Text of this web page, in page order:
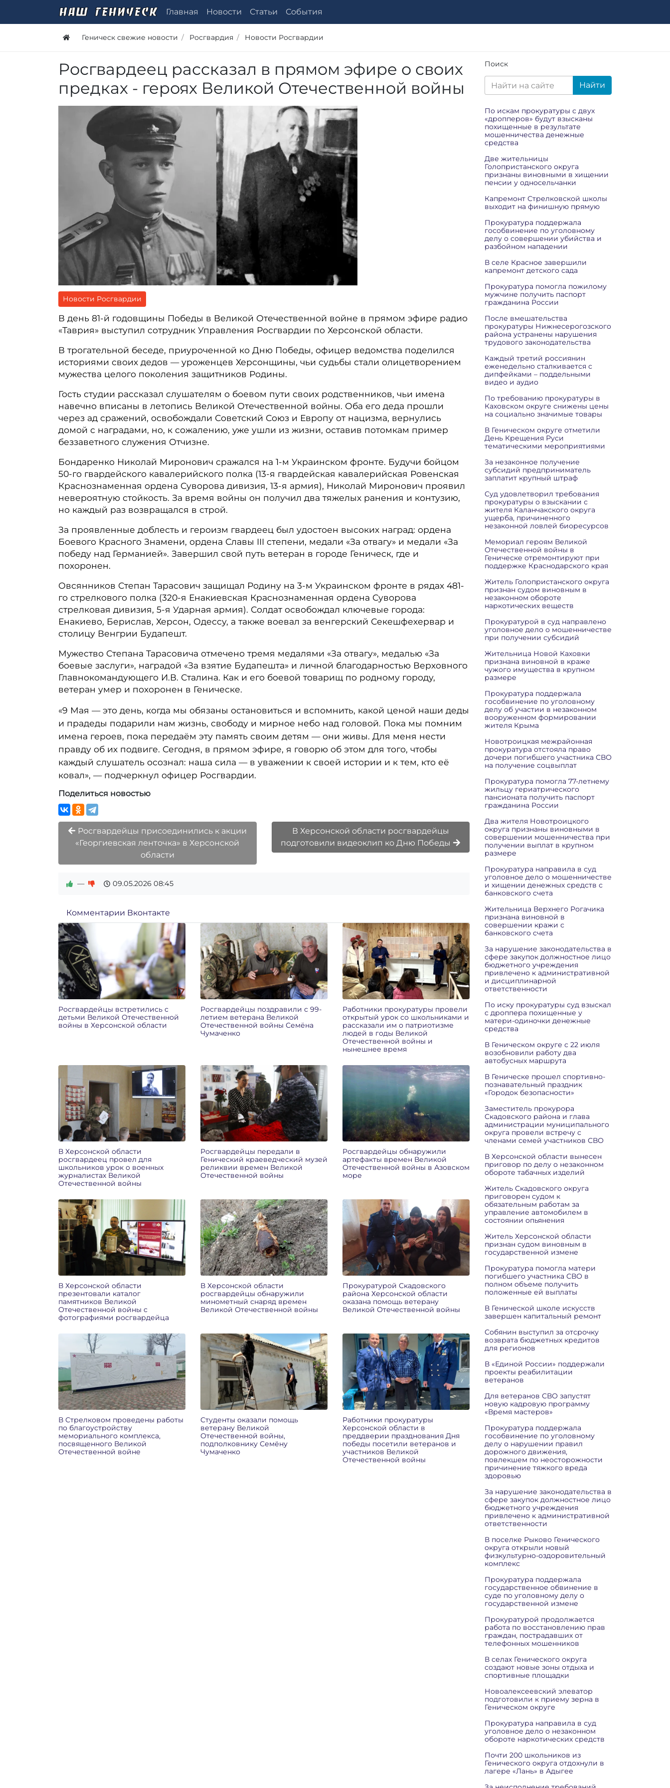
Главная Новости Статьи События
Геническ свежие новости Росгвардия Новости Росгвардии
Росгвардеец рассказал в прямом эфире о своих
предках - героях Великой Отечественной войны
Новости Росгвардии
В день 81-й годовщины Победы в Великой Отечественной войне в прямом эфире радио
«Таврия» выступил сотрудник Управления Росгвардии по Херсонской области.
В трогательной беседе, приуроченной ко Дню Победы, офицер ведомства поделился
историями своих дедов — уроженцев Херсонщины, чьи судьбы стали олицетворением
мужества целого поколения защитников Родины.
Гость студии рассказал слушателям о боевом пути своих родственников, чьи имена
навечно вписаны в летопись Великой Отечественной войны. Оба его деда прошли
через ад сражений, освобождали Советский Союз и Европу от нацизма, вернулись
домой с наградами, но, к сожалению, уже ушли из жизни, оставив потомкам пример
беззаветного служения Отчизне.
Бондаренко Николай Миронович сражался на 1-м Украинском фронте. Будучи бойцом
50-го гвардейского кавалерийского полка (13-я гвардейская кавалерийская Ровенская
Краснознаменная ордена Суворова дивизия, 13-я армия), Николай Миронович проявил
невероятную стойкость. За время войны он получил два тяжелых ранения и контузию,
но каждый раз возвращался в строй.
За проявленные доблесть и героизм гвардеец был удостоен высоких наград: ордена
Боевого Красного Знамени, ордена Славы III степени, медали «За отвагу» и медали «За
победу над Германией». Завершил свой путь ветеран в городе Геническ, где и
похоронен.
Овсянников Степан Тарасович защищал Родину на 3-м Украинском фронте в рядах 481-
го стрелкового полка (320-я Енакиевская Краснознаменная ордена Суворова
стрелковая дивизия, 5-я Ударная армия). Солдат освобождал ключевые города:
Енакиево, Берислав, Херсон, Одессу, а также воевал за венгерский Секешфехервар и
столицу Венгрии Будапешт.
Мужество Степана Тарасовича отмечено тремя медалями «За отвагу», медалью «За
боевые заслуги», наградой «За взятие Будапешта» и личной благодарностью Верховного
Главнокомандующего И.В. Сталина. Как и его боевой товарищ по родному городу,
ветеран умер и похоронен в Геническе.
«9 Мая — это день, когда мы обязаны остановиться и вспомнить, какой ценой наши деды
и прадеды подарили нам жизнь, свободу и мирное небо над головой. Пока мы помним
имена героев, пока передаём эту память своим детям — они живы. Для меня нести
правду об их подвиге. Сегодня, в прямом эфире, я говорю об этом для того, чтобы
каждый слушатель осознал: наша сила — в уважении к своей истории и к тем, кто её
ковал», — подчеркнул офицер Росгвардии.
Поделиться новостью
Росгвардейцы присоединились к акции
«Георгиевская ленточка» в Херсонской
области
В Херсонской области росгвардейцы
подготовили видеоклип ко Дню Победы
— 09.05.2026 08:45
Комментарии Вконтакте
Росгвардейцы встретились с
детьми Великой Отечественной
войны в Херсонской области
Росгвардейцы поздравили с 99-
летием ветерана Великой
Отечественной войны Семёна
Чумаченко
Работники прокуратуры провели
открытый урок со школьниками и
рассказали им о патриотизме
людей в годы Великой
Отечественной войны и
нынешнее время
В Херсонской области
росгвардеец провел для
школьников урок о военных
журналистах Великой
Отечественной войны
Росгвардейцы передали в
Генический краеведческий музей
реликвии времен Великой
Отечественной войны
Росгвардейцы обнаружили
артефакты времен Великой
Отечественной войны в Азовском
море
В Херсонской области
презентовали каталог
памятников Великой
Отечественной войны с
фотографиями росгвардейца
В Херсонской области
росгвардейцы обнаружили
минометный снаряд времен
Великой Отечественной войны
Прокуратурой Скадовского
района Херсонской области
оказана помощь ветерану
Великой Отечественной войны
В Стрелковом проведены работы
по благоустройству
мемориального комплекса,
посвященного Великой
Отечественной войне
Студенты оказали помощь
ветерану Великой
Отечественной войны,
подполковнику Семёну
Чумаченко
Работники прокуратуры
Херсонской области в
преддверии празднования Дня
победы посетили ветеранов и
участников Великой
Отечественной войны
Поиск
Найти
По искам прокуратуры с двух
«дропперов» будут взысканы
похищенные в результате
мошенничества денежные
средства
Две жительницы
Голопристанского округа
признаны виновными в хищении
пенсии у односельчанки
Капремонт Стрелковской школы
выходит на финишную прямую
Прокуратура поддержала
гособвинение по уголовному
делу о совершении убийства и
разбойном нападении
В селе Красное завершили
капремонт детского сада
Прокуратура помогла пожилому
мужчине получить паспорт
гражданина России
После вмешательства
прокуратуры Нижнесерогозского
района устранены нарушения
трудового законодательства
Каждый третий россиянин
еженедельно сталкивается с
дипфейками – поддельными
видео и аудио
По требованию прокуратуры в
Каховском округе снижены цены
на социально значимые товары
В Геническом округе отметили
День Крещения Руси
тематическими мероприятиями
За незаконное получение
субсидий предприниматель
заплатит крупный штраф
Суд удовлетворил требования
прокуратуры о взыскании с
жителя Каланчакского округа
ущерба, причиненного
незаконной ловлей биоресурсов
Мемориал героям Великой
Отечественной войны в
Геническе отремонтируют при
поддержке Краснодарского края
Житель Голопристанского округа
признан судом виновным в
незаконном обороте
наркотических веществ
Прокуратурой в суд направлено
уголовное дело о мошенничестве
при получении субсидий
Жительница Новой Каховки
признана виновной в краже
чужого имущества в крупном
размере
Прокуратура поддержала
гособвинение по уголовному
делу об участии в незаконном
вооруженном формировании
жителя Крыма
Новотроицкая межрайонная
прокуратура отстояла право
дочери погибшего участника СВО
на получение соцвыплат
Прокуратура помогла 77-летнему
жильцу гериатрического
пансионата получить паспорт
гражданина России
Два жителя Новотроицкого
округа признаны виновными в
совершении мошенничества при
получении выплат в крупном
размере
Прокуратура направила в суд
уголовное дело о мошенничестве
и хищении денежных средств с
банковского счета
Жительница Верхнего Рогачика
признана виновной в
совершении кражи с
банковского счета
За нарушение законодательства в
сфере закупок должностное лицо
бюджетного учреждения
привлечено к административной
и дисциплинарной
ответственности
По иску прокуратуры суд взыскал
с дроппера похищенные у
матери-одиночки денежные
средства
В Геническом округе с 22 июля
возобновили работу два
автобусных маршрута
В Геническе прошел спортивно-
познавательный праздник
«Городок безопасности»
Заместитель прокурора
Скадовского района и глава
администрации муниципального
округа провели встречу с
членами семей участников СВО
В Херсонской области вынесен
приговор по делу о незаконном
обороте табачных изделий
Житель Скадовского округа
приговорен судом к
обязательным работам за
управление автомобилем в
состоянии опьянения
Житель Херсонской области
признан судом виновным в
государственной измене
Прокуратура помогла матери
погибшего участника СВО в
полном объеме получить
положенные ей выплаты
В Генической школе искусств
завершен капитальный ремонт
Собянин выступил за отсрочку
возврата бюджетных кредитов
для регионов
В «Единой России» поддержали
проекты реабилитации
ветеранов
Для ветеранов СВО запустят
новую кадровую программу
«Время мастеров»
Прокуратура поддержала
гособвинение по уголовному
делу о нарушении правил
дорожного движения,
повлекшем по неосторожности
причинение тяжкого вреда
здоровью
За нарушение законодательства в
сфере закупок должностное лицо
бюджетного учреждения
привлечено к административной
ответственности
В поселке Рыково Генического
округа открыли новый
физкультурно-оздоровительный
комплекс
Прокуратура поддержала
государственное обвинение в
суде по уголовному делу о
государственной измене
Прокуратурой продолжается
работа по восстановлению прав
граждан, пострадавших от
телефонных мошенников
В селах Генического округа
создают новые зоны отдыха и
спортивные площадки
Новоалексеевский элеватор
подготовили к приему зерна в
Геническом округе
Прокуратура направила в суд
уголовное дело о незаконном
обороте наркотических средств
Почти 200 школьников из
Генического округа отдохнули в
лагере «Лань» в Адыгее